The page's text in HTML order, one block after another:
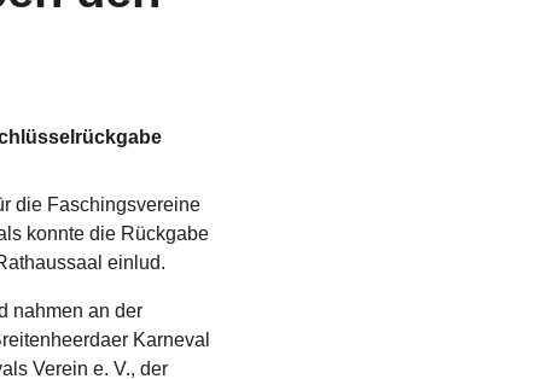
die Faschingsvereine
konnte die Rückgabe
einlud.
nahmen an der
Karneval
Verein e. V., der